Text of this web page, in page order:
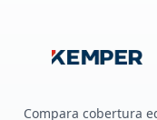
Compara cobertura